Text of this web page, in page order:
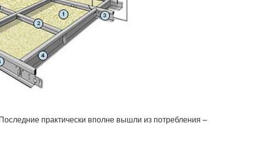
практически вполне вышли из потребления –